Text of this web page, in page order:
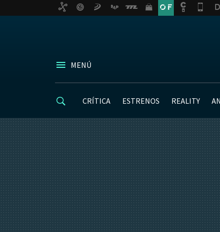
MENÚ
CRÍTICA ESTRENOS REALITY